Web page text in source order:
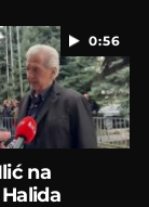
0:56
na